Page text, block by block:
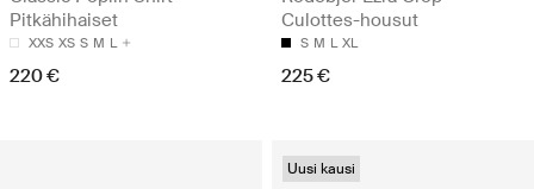
Pitkähihaiset
XXS XS S M L
220 €
Culottes-housut
S M L XL
225 €
Uusi kausi